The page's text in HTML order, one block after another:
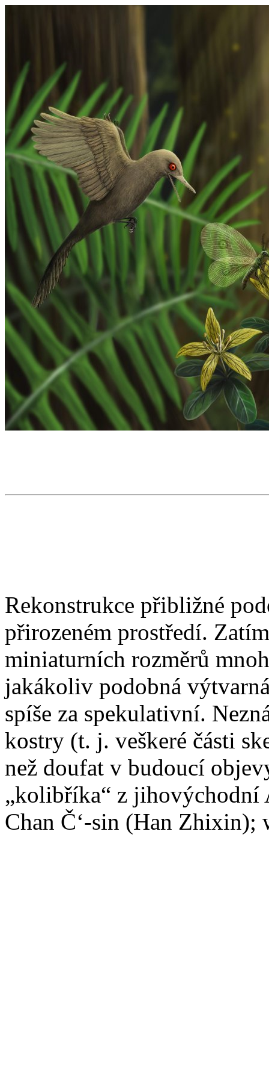
Rekonstrukce přibližné
přirozeném prostředí.
miniaturních rozměrů
jakákoliv podobná
spíše za spekulativní.
kostry (t. j. veškeré části
než doufat v budoucí
„kolibříka“ z jihovýchodní
Chan Č‘-sin (Han Zhixin);